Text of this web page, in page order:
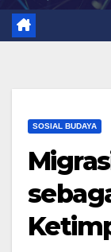
SOSIAL BUDAYA